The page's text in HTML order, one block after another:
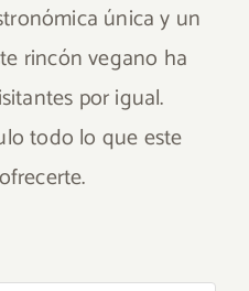
única y un
rincón vegano ha
por igual.
todo lo que este